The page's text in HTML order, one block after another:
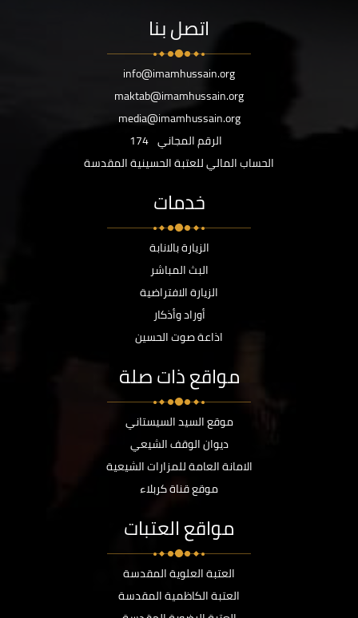
اتصل بنا
info@imamhussain.org
maktab@imamhussain.org
media@imamhussain.org
الرقم المجاني 174
الحساب المالي للعتبة الحسينية المقدسة
خدمات
الزيارة بالانابة
البث المباشر
الزيارة الافتراضية
أوراد وأذكار
اذاعة صوت الحسين
مواقع ذات صلة
موقع السيد السيستاني
ديوان الوقف الشيعي
الامانة العامة للمزارات الشيعية
موقع قناة كربلاء
مواقع العتبات
العتبة العلوية المقدسة
العتبة الكاظمية المقدسة